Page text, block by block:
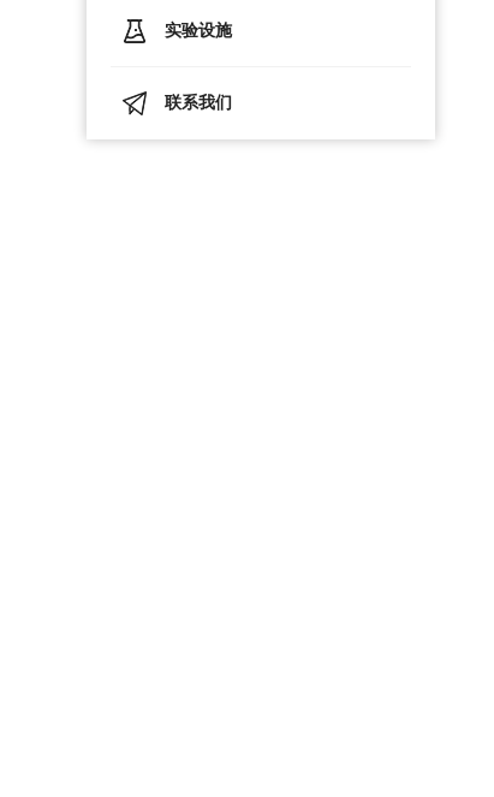
实验设施
联系我们